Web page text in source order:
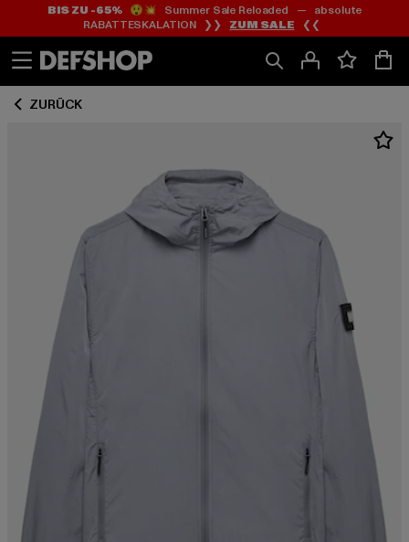
Zum
Inhalt
springen
Zum
Fußzeile
springen
BIS ZU -65%😲💥 Summer Sale Reloaded — absolute
RABATTESKALATION ❯❯ ZUM SALE ❮❮
ZURÜCK